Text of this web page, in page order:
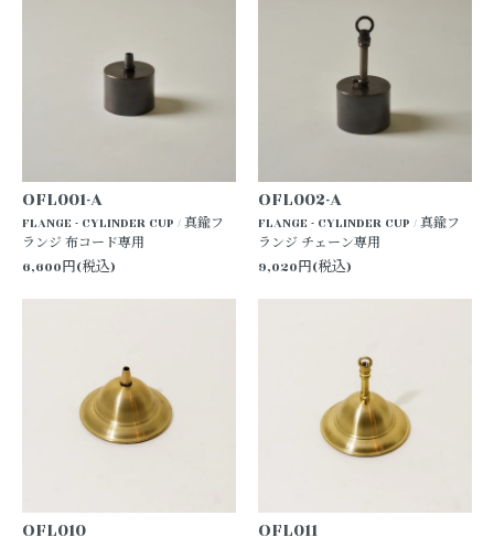
OFL001-A
FLANGE - CYLINDER CUP / 真鍮フ
ランジ 布コード専用
6,600円(税込)
OFL002-A
FLANGE - CYLINDER CUP / 真鍮フ
ランジ チェーン専用
9,020円(税込)
OFL010 OFL011